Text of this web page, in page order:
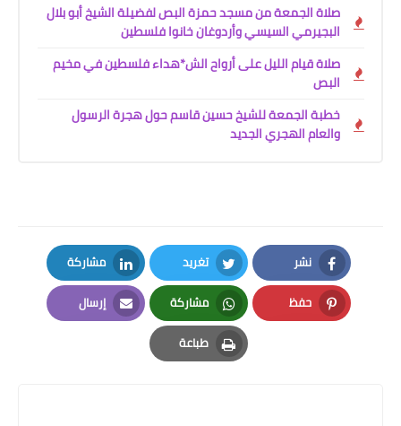
صلاة الجمعة من مسجد حمزة البص لفضيلة الشيخ أبو بلال
البجيرمي السيسي وأردوغان خانوا فلسطين
صلاة قيام الليل على أرواح الش*هداء فلسطين في مخيم
البص
خطبة الجمعة للشيخ حسين قاسم حول هجرة الرسول
والعام الهجري الجديد
نشر
Facebook
تغريد
Twitter
مشاركة
LinkedIn
حفظ
Pinterest
مشاركة
Whatsapp
إرسال
Email
طباعة
Print